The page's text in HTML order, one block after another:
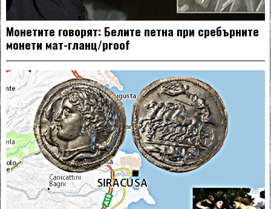
Монетите говорят: Белите петна при сребърните
монети мат-гланц/proof